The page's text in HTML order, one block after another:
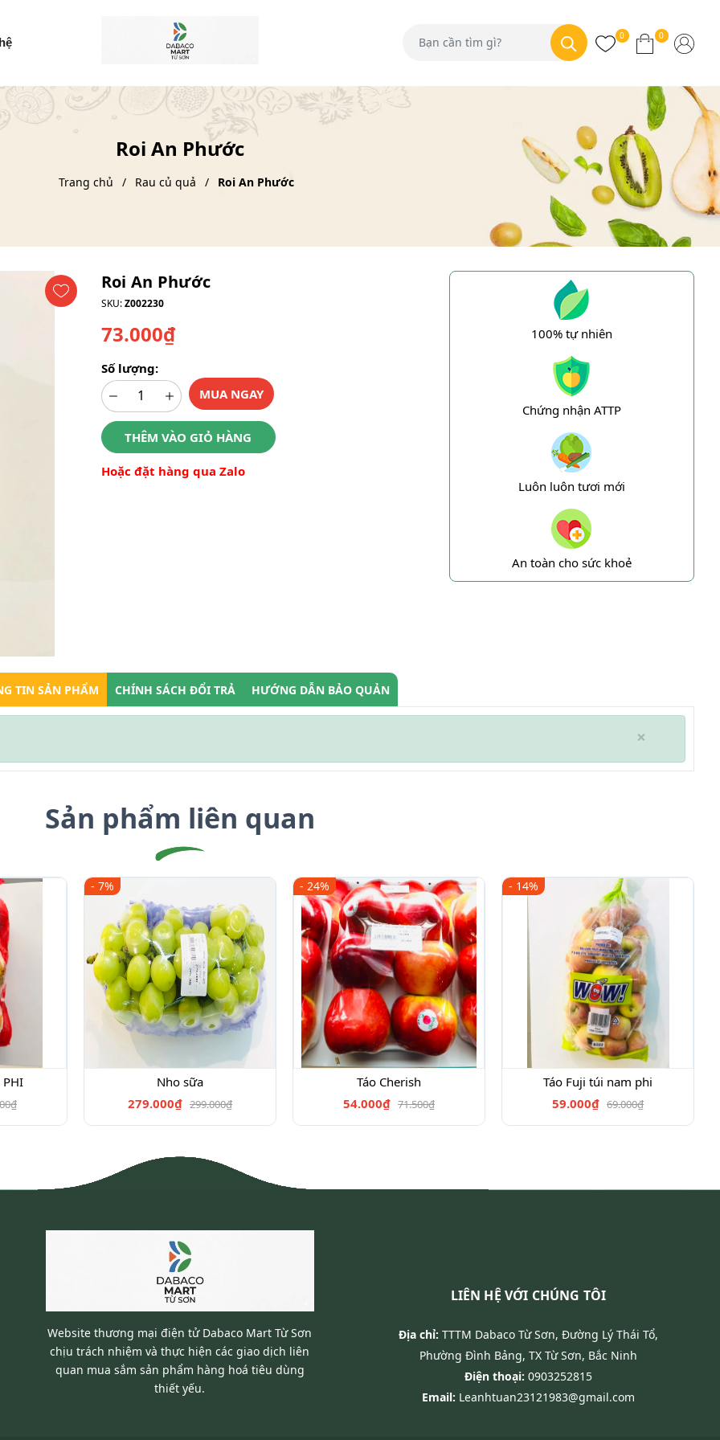
0 0
Roi An Phước
Trang chủ Rau củ quả Roi An Phước
Roi An Phước
SKU:Z002230
73.000₫
Số lượng:
MUA NGAY
THÊM VÀO GIỎ HÀNG
Hoặc đặt hàng qua Zalo
100% tự nhiên
Chứng nhận ATTP
Luôn luôn tươi mới
An toàn cho sức khoẻ
TIN SẢN PHẨM CHÍNH SÁCH ĐỔI TRẢ HƯỚNG DẪN BẢO QUẢN
×
Sản phẩm liên quan
PHI
- 7%
Nho sữa
279.000₫ 299.000₫
- 24%
Táo Cherish
54.000₫ 71.500₫
- 14%
Táo Fuji túi nam phi
59.000₫ 69.000₫
Website thương mại điện tử Dabaco Mart Từ Sơn
chịu trách nhiệm và thực hiện các giao dịch liên
quan mua sắm sản phẩm hàng hoá tiêu dùng
thiết yếu.
LIÊN HỆ VỚI CHÚNG TÔI
Địa chỉ: TTTM Dabaco Từ Sơn, Đường Lý Thái Tổ,
Phường Đình Bảng, TX Từ Sơn, Bắc Ninh
Điện thoại: 0903252815
Email: Leanhtuan23121983@gmail.com